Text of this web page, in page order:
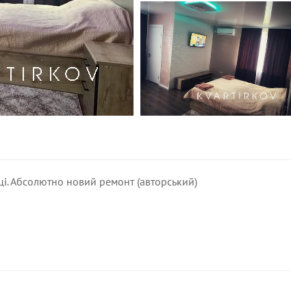
Абсолютно новий ремонт (авторський)